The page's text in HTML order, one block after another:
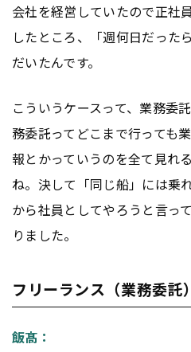
会社を経営していたので正社
したところ、「週何日だった
だいたんです。
こういうケースって、業務委
務委託ってどこまで行っても
報とかっていうのを全て見れ
ね。決して「同じ船」には乗
から社員としてやろうと言っ
りました。
フリーランス（業務委託
飯髙：